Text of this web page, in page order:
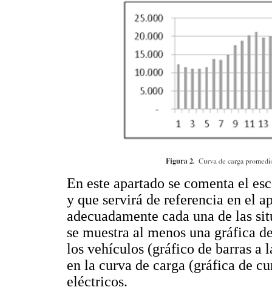
En este apartado se comenta el
y que servirá de referencia en el
adecuadamente cada una de las
se muestra al menos una gráfica
los vehículos (gráfico de barras a
en la curva de carga (gráfica de
eléctricos.